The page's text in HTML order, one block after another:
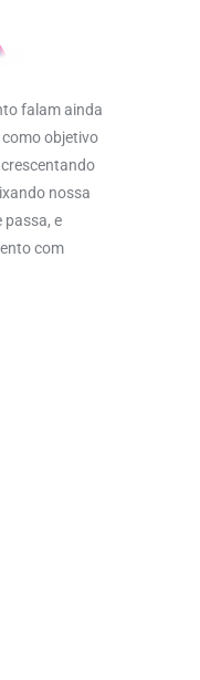
falam ainda
objetivo
nossa
passa, e
com